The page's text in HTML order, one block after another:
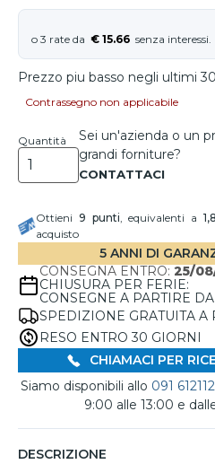
€ 15.66
Prezzo piu basso negli ultimi
Contrassegno non applicabile
Quantità
Sei un'azienda o un
grandi forniture?
Ottieni 9 punti, equivalenti a
acquisto
5 ANNI DI
CONSEGNA ENTRO: 25/
CHIUSURA PER FERIE:
CONSEGNE A PARTIRE
SPEDIZIONE GRATUITA A
RESO ENTRO 30 GIORNI
CHIAMACI PER
Siamo disponibili allo 091
9:00 alle 13:00 e
DESCRIZIONE